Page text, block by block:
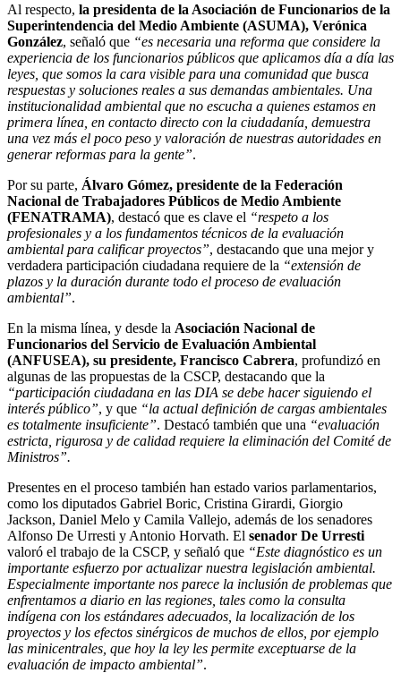
Al respecto, la presidenta de la Asociación de Funcionarios de la
Superintendencia del Medio Ambiente (ASUMA), Verónica
González, señaló que “es necesaria una reforma que considere la
experiencia de los funcionarios públicos que aplicamos día a día las
leyes, que somos la cara visible para una comunidad que busca
respuestas y soluciones reales a sus demandas ambientales. Una
institucionalidad ambiental que no escucha a quienes estamos en
primera línea, en contacto directo con la ciudadanía, demuestra
una vez más el poco peso y valoración de nuestras autoridades en
generar reformas para la gente”.
Por su parte, Álvaro Gómez, presidente de la Federación
Nacional de Trabajadores Públicos de Medio Ambiente
(FENATRAMA), destacó que es clave el “respeto a los
profesionales y a los fundamentos técnicos de la evaluación
ambiental para calificar proyectos”, destacando que una mejor y
verdadera participación ciudadana requiere de la “extensión de
plazos y la duración durante todo el proceso de evaluación
ambiental”.
En la misma línea, y desde la Asociación Nacional de
Funcionarios del Servicio de Evaluación Ambiental
(ANFUSEA), su presidente, Francisco Cabrera, profundizó en
algunas de las propuestas de la CSCP, destacando que la
“participación ciudadana en las DIA se debe hacer siguiendo el
interés público”, y que “la actual definición de cargas ambientales
es totalmente insuficiente”. Destacó también que una “evaluación
estricta, rigurosa y de calidad requiere la eliminación del Comité de
Ministros”.
Presentes en el proceso también han estado varios parlamentarios,
como los diputados Gabriel Boric, Cristina Girardi, Giorgio
Jackson, Daniel Melo y Camila Vallejo, además de los senadores
Alfonso De Urresti y Antonio Horvath. El senador De Urresti
valoró el trabajo de la CSCP, y señaló que “Este diagnóstico es un
importante esfuerzo por actualizar nuestra legislación ambiental.
Especialmente importante nos parece la inclusión de problemas que
enfrentamos a diario en las regiones, tales como la consulta
indígena con los estándares adecuados, la localización de los
proyectos y los efectos sinérgicos de muchos de ellos, por ejemplo
las minicentrales, que hoy la ley les permite exceptuarse de la
evaluación de impacto ambiental”.